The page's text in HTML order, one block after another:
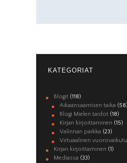
KATEGORIAT
Blogit (118)
Aikaansaamisen taika (58)
Blogi Mielen taidot (18)
Kirjan kirjoittaminen (15)
Valinnan paikka (23)
Virtuaalinen
Kirjan kirjoittaminen (1)
Mediassa (33)